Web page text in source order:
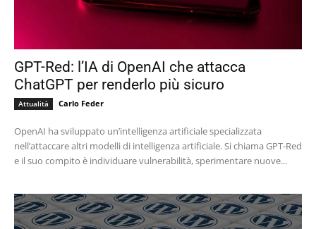
GPT-Red: l’IA di OpenAI che attacca
ChatGPT per renderlo più sicuro
Attualità Carlo Feder
OpenAI ha sviluppato un’intelligenza artificiale specializzata
nell’attaccare altri modelli di intelligenza artificiale. Si chiama GPT-Red
e il suo compito è individuare vulnerabilità, sperimentare nuove...